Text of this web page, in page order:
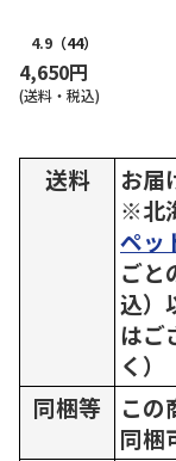
4.9 （44）
4,650円
(送料・税込)
送料
お届
※北
ペッ
ごと
込）
はご
く）
同梱等
この
同梱